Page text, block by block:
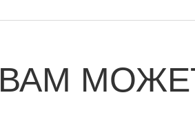
ВАМ